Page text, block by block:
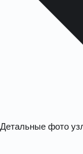
Детальные фото